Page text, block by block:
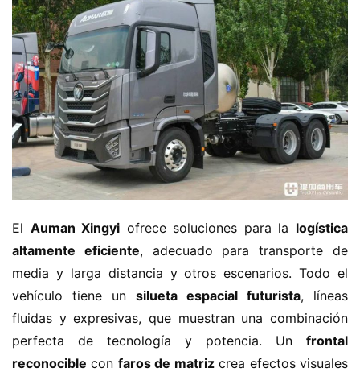
El ​ ​Auman Xingyi​ ​ ofrece soluciones para la ​ ​logística
altamente eficiente​​, adecuado para transporte de
media y larga distancia y otros escenarios. Todo el
vehículo tiene un ​ ​silueta espacial futurista​​, líneas
fluidas y expresivas, que muestran una combinación
perfecta de tecnología y potencia. Un ​ ​frontal
reconocible​ ​ con ​ ​faros de matriz​​ crea efectos visuales